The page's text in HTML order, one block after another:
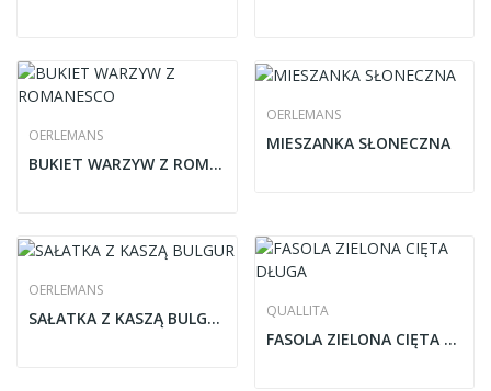
OERLEMANS
BUKIET WARZYW Z ROMANESCO
OERLEMANS
MIESZANKA SŁONECZNA
OERLEMANS
SAŁATKA Z KASZĄ BULGUR QUALLITA
FASOLA ZIELONA CIĘTA DŁUGA